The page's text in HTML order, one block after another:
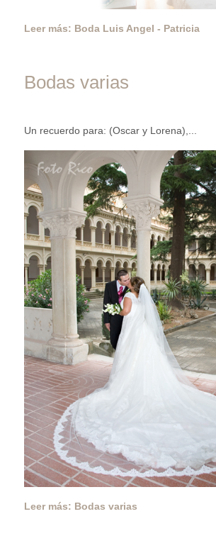
Leer más: Boda Luis Angel - Patricia
Bodas varias
Un recuerdo para: (Oscar y Lorena),...
Leer más: Bodas varias